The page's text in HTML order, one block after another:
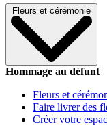
Fleurs et cérémonie
Hommage au défunt
Fleurs et
Faire livrer des
Créer votre